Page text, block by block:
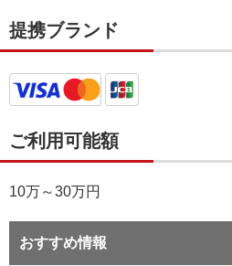
提携ブランド
ご利用可能額
10万～30万円
おすすめ情報